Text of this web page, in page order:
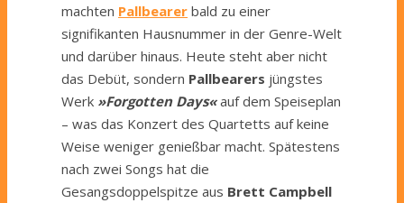
machten Pallbearer bald zu einer
signifikanten Hausnummer in der Genre-Welt
und darüber hinaus. Heute steht aber nicht
das Debüt, sondern Pallbearers jüngstes
Werk »Forgotten Days«auf dem Speiseplan
– was das Konzert des Quartetts auf keine
Weise weniger genießbar macht. Spätestens
nach zwei Songs hat die
Gesangsdoppelspitze aus Brett Campbell